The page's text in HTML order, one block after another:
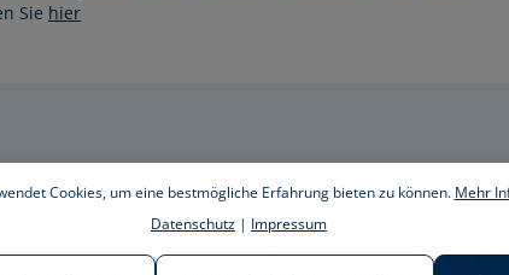
Sie hier
So einfach
Cookies, um eine bestmögliche Erfahrung bieten zu können. Mehr
Datenschutz | Impressum